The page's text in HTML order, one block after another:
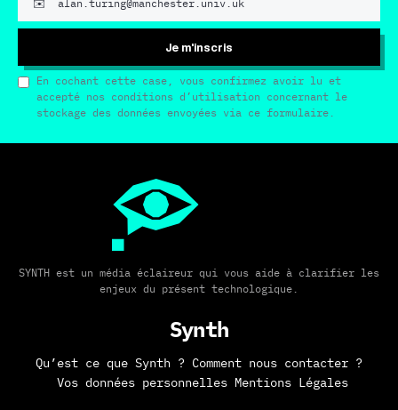
Je m'inscris
En cochant cette case, vous confirmez avoir lu et
accepté nos conditions d’utilisation concernant le
stockage des données envoyées via ce formulaire.
SYNTH est un média éclaireur qui vous aide à clarifier les
enjeux du présent technologique.
Synth
Qu’est ce que Synth ?
Comment nous contacter ?
Vos données personnelles
Mentions Légales